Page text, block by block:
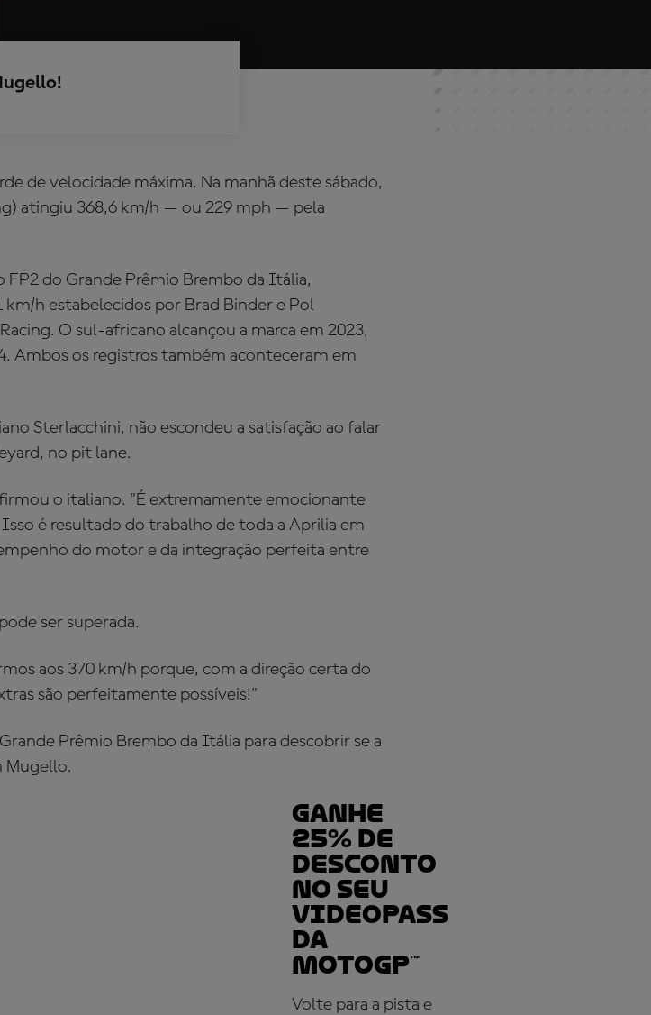
de velocidade máxima. Na manhã deste sábado,
atingiu 368,6 km/h — ou 229 mph — pela
do Grande Prêmio Brembo da Itália,
h estabelecidos por Brad Binder e Pol
O sul-africano alcançou a marca em 2023,
Ambos os registros também aconteceram em
Sterlacchini, não escondeu a satisfação ao falar
no pit lane.
o italiano. "É extremamente emocionante
é resultado do trabalho de toda a Aprilia em
do motor e da integração perfeita entre
ser superada.
aos 370 km/h porque, com a direção certa do
são perfeitamente possíveis!"
Prêmio Brembo da Itália para descobrir se a
Mugello.
Ganhe
25% de
desconto
no seu
VideoPass
da
MotoGP™
Volte para a pista e